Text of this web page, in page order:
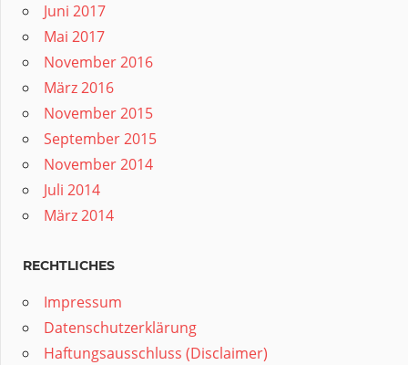
Juni 2017
Mai 2017
November 2016
März 2016
November 2015
September 2015
November 2014
Juli 2014
März 2014
RECHTLICHES
Impressum
Datenschutzerklärung
Haftungsausschluss (Disclaimer)